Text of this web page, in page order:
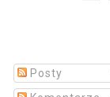
Posty